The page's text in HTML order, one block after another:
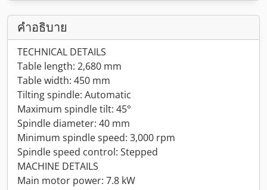
คำอธิบาย
TECHNICAL DETAILS
Table length: 2,680 mm
Table width: 450 mm
Tilting spindle: Automatic
Maximum spindle tilt: 45°
Spindle diameter: 40 mm
Minimum spindle speed: 3,000 rpm
Spindle speed control: Stepped
MACHINE DETAILS
Main motor power: 7.8 kW